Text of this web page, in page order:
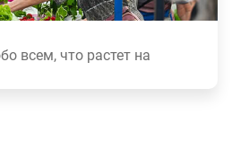
всем, что растет на